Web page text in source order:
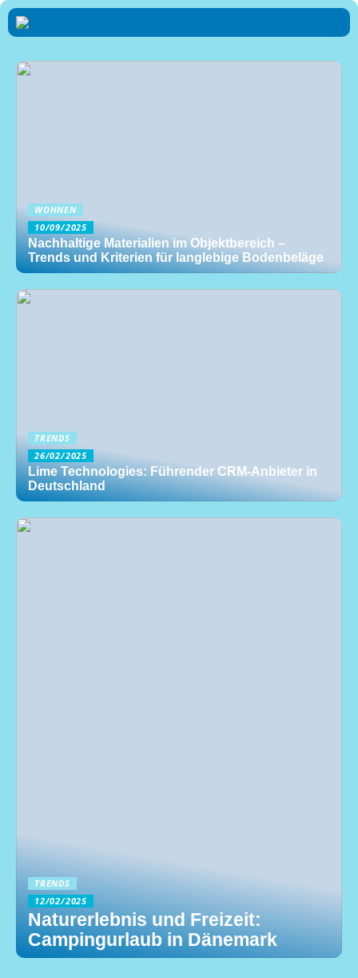
WOHNEN
10/09/2025
Nachhaltige Materialien im Objektbereich –
Trends und Kriterien für langlebige Bodenbeläge
TRENDS
26/02/2025
Lime Technologies: Führender CRM-Anbieter in
Deutschland
TRENDS
12/02/2025
Naturerlebnis und Freizeit:
Campingurlaub in Dänemark